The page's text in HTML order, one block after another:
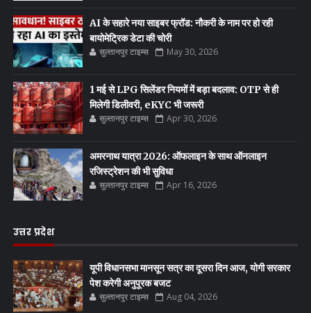
AI के सहारे नया साइबर फ्रॉड: नौकरी के नाम पर हो रही
बायोमेट्रिक डेटा की चोरी
सुल्तानपुर टाइम्स May 30, 2026
1 मई से LPG सिलेंडर नियमों में बड़ा बदलाव: OTP से ही
मिलेगी डिलीवरी, eKYC भी जरूरी
सुल्तानपुर टाइम्स Apr 30, 2026
अमरनाथ यात्रा 2026: ऑफलाइन के साथ ऑनलाइन
रजिस्ट्रेशन की भी सुविधा
सुल्तानपुर टाइम्स Apr 16, 2026
उत्तर प्रदेश
यूपी विधानसभा मानसून सत्र का दूसरा दिन आज, योगी सरकार
पेश करेगी अनुपूरक बजट
सुल्तानपुर टाइम्स Aug 04, 2026